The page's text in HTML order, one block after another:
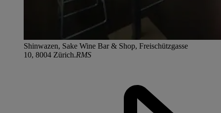
Shinwazen, Sake Wine Bar & Shop, Freischützgasse
10, 8004 Zürich.RMS